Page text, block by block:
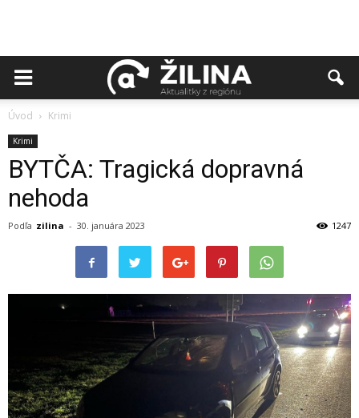
Úvod Krimi
Krimi
BYTČA: Tragická dopravná
nehoda
Podľa zilina - 30. januára 2023 1247